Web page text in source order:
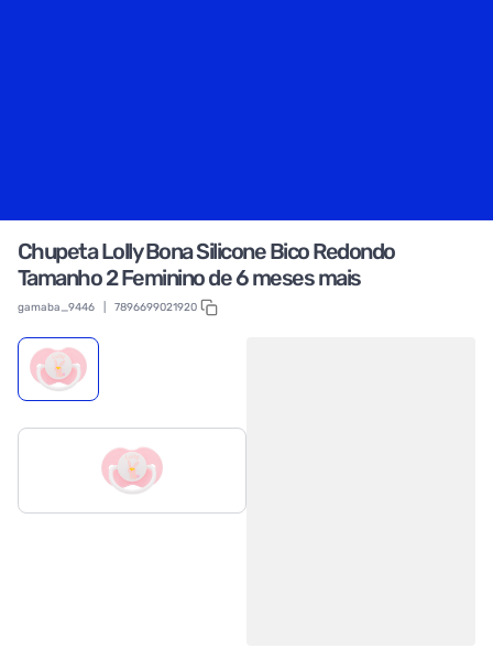
Chupeta Lolly Bona Silicone Bico Redondo
Tamanho 2 Feminino de 6 meses mais
gamaba_9446 7896699021920